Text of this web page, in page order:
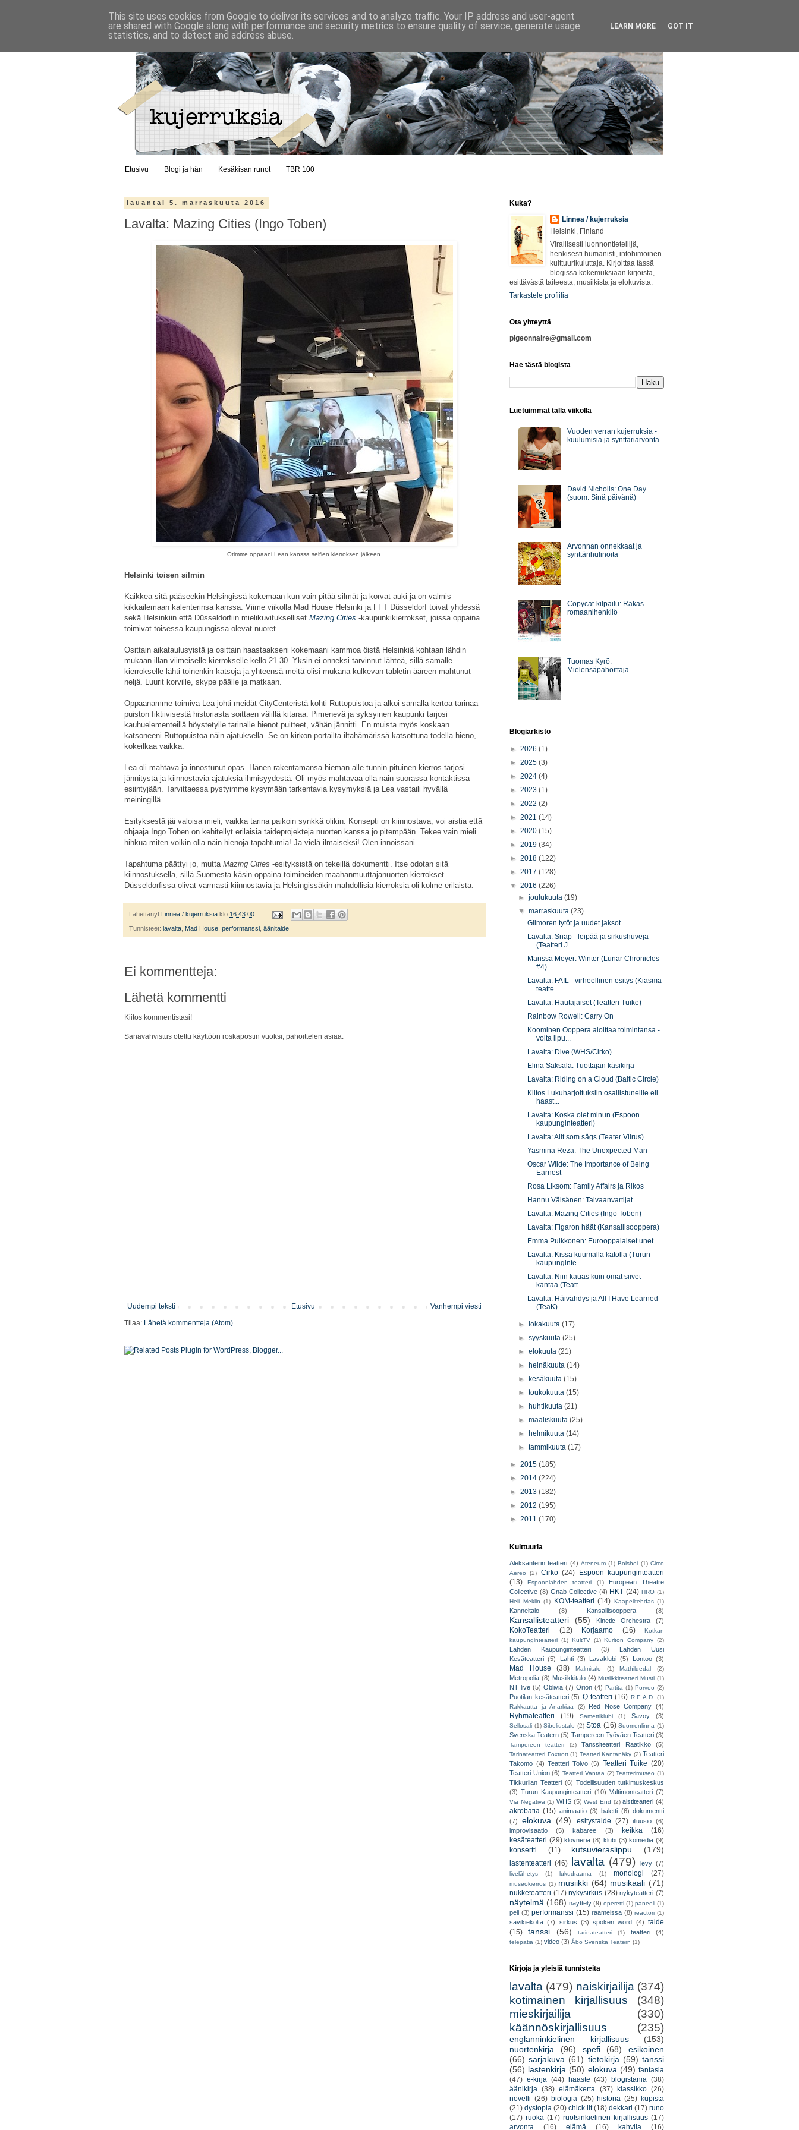
Etusivu Blogi ja hän Kesäkisan runot TBR 100
lauantai 5. marraskuuta 2016
Lavalta: Mazing Cities (Ingo Toben)
Otimme oppaani Lean kanssa selfien kierroksen jälkeen.
Helsinki toisen silmin
Kaikkea sitä pääseekin Helsingissä kokemaan kun vain pitää silmät ja korvat auki ja on valmis
kikkailemaan kalenterinsa kanssa. Viime viikolla Mad House Helsinki ja FFT Düsseldorf toivat yhdessä
sekä Helsinkiin että Düsseldorfiin mielikuvitukselliset Mazing Cities -kaupunkikierrokset, joissa oppaina
toimivat toisessa kaupungissa olevat nuoret.
Osittain aikataulusyistä ja osittain haastaakseni kokemaani kammoa öistä Helsinkiä kohtaan lähdin
mukaan illan viimeiselle kierrokselle kello 21.30. Yksin ei onneksi tarvinnut lähteä, sillä samalle
kierrokselle lähti toinenkin katsoja ja yhteensä meitä olisi mukana kulkevan tabletin ääreen mahtunut
neljä. Luurit korville, skype päälle ja matkaan.
Oppaanamme toimiva Lea johti meidät CityCenteristä kohti Ruttopuistoa ja alkoi samalla kertoa tarinaa
puiston fiktiivisestä historiasta soittaen välillä kitaraa. Pimenevä ja syksyinen kaupunki tarjosi
kauhuelementeillä höystetylle tarinalle hienot puitteet, vähän jännitti. En muista myös koskaan
katsoneeni Ruttopuistoa näin ajatuksella. Se on kirkon portailta iltahämärissä katsottuna todella hieno,
kokeilkaa vaikka.
Lea oli mahtava ja innostunut opas. Hänen rakentamansa hieman alle tunnin pituinen kierros tarjosi
jännitystä ja kiinnostavia ajatuksia ihmisyydestä. Oli myös mahtavaa olla näin suorassa kontaktissa
esiintyjään. Tarvittaessa pystyimme kysymään tarkentavia kysymyksiä ja Lea vastaili hyvällä
meiningillä.
Esityksestä jäi valoisa mieli, vaikka tarina paikoin synkkä olikin. Konsepti on kiinnostava, voi aistia että
ohjaaja Ingo Toben on kehitellyt erilaisia taideprojekteja nuorten kanssa jo pitempään. Tekee vain mieli
hihkua miten voikin olla näin hienoja tapahtumia! Ja vielä ilmaiseksi! Olen innoissani.
Tapahtuma päättyi jo, mutta Mazing Cities -esityksistä on tekeillä dokumentti. Itse odotan sitä
kiinnostuksella, sillä Suomesta käsin oppaina toimineiden maahanmuuttajanuorten kierrokset
Düsseldorfissa olivat varmasti kiinnostavia ja Helsingissäkin mahdollisia kierroksia oli kolme erilaista.
Lähettänyt Linnea / kujerruksia klo 16.43.00
Tunnisteet: lavalta, Mad House, performanssi, äänitaide
Ei kommentteja:
Lähetä kommentti
Kiitos kommentistasi!
Sanavahvistus otettu käyttöön roskapostin vuoksi, pahoittelen asiaa.
Uudempi teksti Vanhempi viesti
Etusivu
Tilaa: Lähetä kommentteja (Atom)
Kuka?
Linnea / kujerruksia
Helsinki, Finland
Virallisesti luonnontieteilijä,
henkisesti humanisti, intohimoinen
kulttuurikuluttaja. Kirjoittaa tässä
blogissa kokemuksiaan kirjoista,
esittävästä taiteesta, musiikista ja elokuvista.
Tarkastele profiilia
Ota yhteyttä
pigeonnaire@gmail.com
Hae tästä blogista
Luetuimmat tällä viikolla
Vuoden verran kujerruksia -
kuulumisia ja synttäriarvonta
David Nicholls: One Day
(suom. Sinä päivänä)
Arvonnan onnekkaat ja
synttärihulinoita
Copycat-kilpailu: Rakas
romaanihenkilö
Tuomas Kyrö:
Mielensäpahoittaja
Blogiarkisto
► 2026 (1)
► 2025 (3)
► 2024 (4)
► 2023 (1)
► 2022 (2)
► 2021 (14)
► 2020 (15)
► 2019 (34)
► 2018 (122)
► 2017 (128)
▼ 2016 (226)
►joulukuuta(19)
▼marraskuuta(23)
Gilmoren tytöt ja uudet jaksot
Lavalta: Snap - leipää ja sirkushuveja
(Teatteri J...
Marissa Meyer: Winter (Lunar Chronicles
#4)
Lavalta: FAIL - virheellinen esitys (Kiasma-
teatte...
Lavalta: Hautajaiset (Teatteri Tuike)
Rainbow Rowell: Carry On
Koominen Ooppera aloittaa toimintansa -
voita lipu...
Lavalta: Dive (WHS/Cirko)
Elina Saksala: Tuottajan käsikirja
Lavalta: Riding on a Cloud (Baltic Circle)
Kiitos Lukuharjoituksiin osallistuneille eli
haast...
Lavalta: Koska olet minun (Espoon
kaupunginteatteri)
Lavalta: Allt som sägs (Teater Viirus)
Yasmina Reza: The Unexpected Man
Oscar Wilde: The Importance of Being
Earnest
Rosa Liksom: Family Affairs ja Rikos
Hannu Väisänen: Taivaanvartijat
Lavalta: Mazing Cities (Ingo Toben)
Lavalta: Figaron häät (Kansallisooppera)
Emma Puikkonen: Eurooppalaiset unet
Lavalta: Kissa kuumalla katolla (Turun
kaupunginte...
Lavalta: Niin kauas kuin omat siivet
kantaa (Teatt...
Lavalta: Häivähdys ja All I Have Learned
(TeaK)
► lokakuuta(17)
►syyskuuta(25)
►elokuuta(21)
► heinäkuuta(14)
►
kesäkuuta(15)
►toukokuuta(15)
► huhtikuuta(21)
►maaliskuuta(25)
► helmikuuta(14)
►tammikuuta(17)
► 2015 (185)
► 2014 (224)
► 2013 (182)
► 2012 (195)
► 2011 (170)
Kulttuuria
Aleksanterin teatteri (4) Ateneum (1) Bolshoi (1) Circo
Aereo
(2) Cirko (24)
Espoon kaupunginteatteri
(13)
Espoonlahden teatteri (1)
European Theatre
Collective (8) Gnab Collective (4) HKT (24) HRO (1)
Heli Meklin (1) KOM-teatteri (14) Kaapelitehdas (1)
Kanneltalo (8) Kansallisooppera (8)
Kansallisteatteri (55) Kinetic Orchestra (7)
KokoTeatteri (12) Korjaamo (16)
Kotkan
kaupunginteatteri (1) KultTV (1) Kuriton Company (2)
Lahden Kaupunginteatteri (3)
Lahden Uusi
Kesäteatteri (5) Lahti (3) Lavaklubi (5) Lontoo (3)
Mad House (38) Malmitalo (1) Mathildedal (2)
Metropolia (8) Musiikkitalo (4) Musiikkiteatteri Musti (1)
NT live (5) Oblivia (7) Orion (4) Partita (1) Porvoo (2)
Puotilan kesäteatteri (5) Q-teatteri (16) R.E.A.D. (1)
Rakkautta ja Anarkiaa
(2) Red Nose Company (4)
Ryhmäteatteri (19) Samettiklubi (1) Savoy (3)
Sellosali (1) Sibeliustalo (2) Stoa (16) Suomenlinna (1)
Svenska Teatern (5) Tampereen Työväen Teatteri (3)
Tampereen teatteri (2) Tanssiteatteri Raatikko (5)
Tarinateatteri Foxtrott (1) Teatteri Kantanäky (2) Teatteri
Takomo (4) Teatteri Toivo (5) Teatteri Tuike (20)
Teatteri Union (6) Teatteri Vantaa (2) Teatterimuseo (1)
Tikkurilan Teatteri (6) Todellisuuden tutkimuskeskus
(3) Turun Kaupunginteatteri (10) Valtimonteatteri (7)
Via Negativa (1) WHS (5) West End (2) aistiteatteri (4)
akrobatia (15) animaatio (3) baletti (6) dokumentti
(7)
elokuva (49) esitystaide (27) illuusio (6)
improvisaatio
(5) kabaree (3) keikka
(16)
kesäteatteri (29) klovneria (8) klubi (3) komedia (9)
konsertti (11) kutsuvieraslippu (179)
lastenteatteri (46) lavalta (479) levy (7)
livelähetys (1) lukudraama (1) monologi (27)
museokierros (1) musiikki (64) musikaali (71)
nukketeatteri (17) nykysirkus (28) nykyteatteri (7)
näytelmä (168) näyttely (9) operetti (1) paneeli (1)
peli (3) performanssi (15) raameissa (8) reactori (1)
savikiekolta (7) sirkus (3) spoken word (4) taide
(15)
tanssi (56) tarinateatteri (1) teatteri (4)
telepatia (1) video (3) Åbo Svenska Teatern (1)
Kirjoja ja yleisiä tunnisteita
lavalta (479) naiskirjailija (374)
kotimainen kirjallisuus
(348)
mieskirjailija
(330)
käännöskirjallisuus
(235)
englanninkielinen kirjallisuus
(153)
nuortenkirja
(96) spefi (68)
esikoinen
(66) sarjakuva (61) tietokirja (59) tanssi
(56) lastenkirja (50) elokuva (49) fantasia
(47) e-kirja (44) haaste (43) blogistania (38)
äänikirja (38) elämäkerta (37) klassikko (26)
novelli (26) biologia (25) historia (25) kupista
(21) dystopia (20) chick lit (18) dekkari (17) runo
(17) ruoka (17) ruotsinkielinen kirjallisuus (17)
arvonta
(16) elämä (16) kahvila (16)
This site uses cookies from Google to deliver its services and to analyze traffic. Your IP address and user-agent
are shared with Google along with performance and security metrics to ensure quality of service, generate usage
statistics, and to detect and address abuse.
LEARN MORE GOT IT